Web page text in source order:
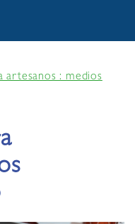
artesanos : medios